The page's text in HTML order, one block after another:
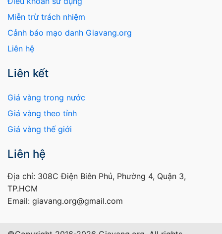
Miễn trừ trách nhiệm
Cảnh báo mạo danh Giavang.org
Liên hệ
Liên kết
Giá vàng trong nước
Giá vàng theo tỉnh
Giá vàng thế giới
Liên hệ
Địa chỉ: 308C Điện Biên Phủ, Phường 4, Quận 3,
TP.HCM
Email: giavang.org@gmail.com